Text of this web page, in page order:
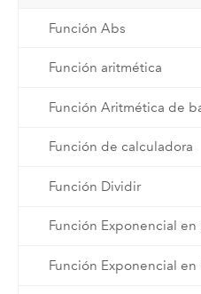
Función Abs
Función aritmética
Función Aritmética de
Función de calculadora
Función Dividir
Función Exponencial en
Función Exponencial en